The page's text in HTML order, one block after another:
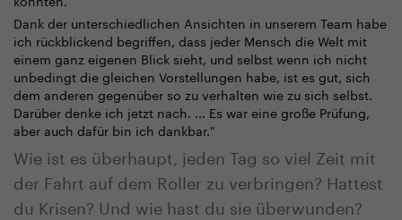
Dank der unterschiedlichen Ansichten in unserem Team habe
ich rückblickend begriffen, dass jeder Mensch die Welt mit
einem ganz eigenen Blick sieht, und selbst wenn ich nicht
unbedingt die gleichen Vorstellungen habe, ist es gut, sich
dem anderen gegenüber so zu verhalten wie zu sich selbst.
Darüber denke ich jetzt nach. ... Es war eine große Prüfung,
aber auch dafür bin ich dankbar."
Wie ist es überhaupt, jeden Tag so viel Zeit mit
der Fahrt auf dem Roller zu verbringen? Hattest
du Krisen? Und wie hast du sie überwunden?